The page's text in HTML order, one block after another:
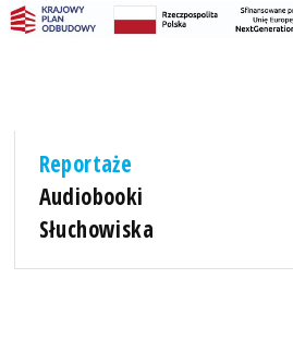
Reportaże
Audiobooki
Słuchowiska